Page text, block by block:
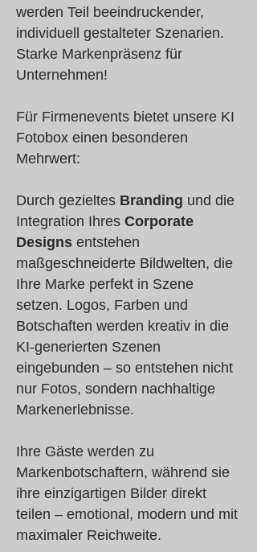
werden Teil beeindruckender,
individuell gestalteter Szenarien.
Starke Markenpräsenz für
Unternehmen!
Für Firmenevents bietet unsere KI
Fotobox einen besonderen
Mehrwert:
Durch gezieltes Branding und die
Integration Ihres Corporate
Designs entstehen
maßgeschneiderte Bildwelten, die
Ihre Marke perfekt in Szene
setzen. Logos, Farben und
Botschaften werden kreativ in die
KI-generierten Szenen
eingebunden – so entstehen nicht
nur Fotos, sondern nachhaltige
Markenerlebnisse.
Ihre Gäste werden zu
Markenbotschaftern, während sie
ihre einzigartigen Bilder direkt
teilen – emotional, modern und mit
maximaler Reichweite.